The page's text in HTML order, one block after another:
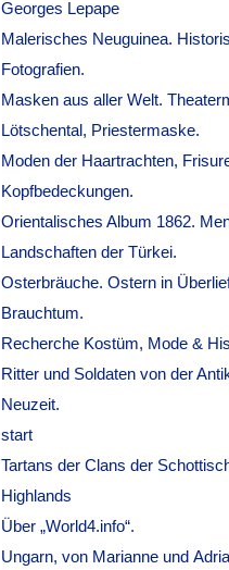
Georges Lepape
Malerisches Neuguinea.
Fotografien.
Masken aus aller Welt.
Lötschental, Priestermaske.
Moden der Haartrachten,
Kopfbedeckungen.
Orientalisches Album 1862.
Landschaften der Türkei.
Osterbräuche. Ostern in
Brauchtum.
Recherche Kostüm, Mode &
Ritter und Soldaten von der
Neuzeit.
start
Tartans der Clans der
Highlands
Über „World4.info“.
Ungarn, von Marianne und